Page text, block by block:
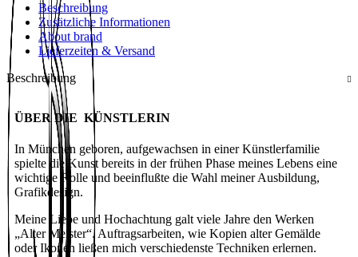
Beschreibung
Zusätzliche Informationen
About brand
Lieferzeiten & Versand
Beschreibung
ÜBER DIE KÜNSTLERIN
In München geboren, aufgewachsen in einer Künstlerfamilie
spielte die Kunst bereits in der frühen Phase meines Lebens eine
wichtige Rolle und beeinflußte die Wahl meiner Ausbildung,
Grafikdesign.
Meine Liebe und Hochachtung galt viele Jahre den Werken
„Alter Meister“. Auftragsarbeiten, wie Kopien alter Gemälde
oder Ikonen ließen mich verschiedenste Techniken erlernen.